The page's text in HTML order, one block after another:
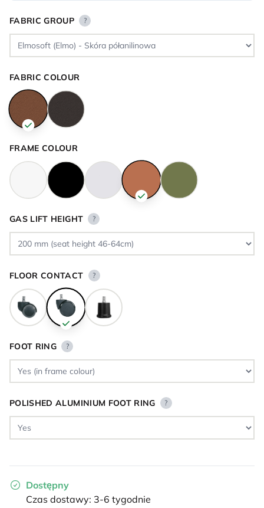
FABRIC GROUP ?
FABRIC COLOUR
FRAME COLOUR
GAS LIFT HEIGHT ?
FLOOR CONTACT ?
FOOT RING ?
POLISHED ALUMINIUM FOOT RING ?
Dostępny
Czas dostawy: 3-6 tygodnie